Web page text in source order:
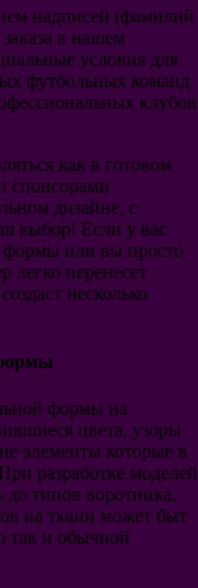
Голландии
Аргентины
Германии
Колумбии
надписей (фамилий
в нашем
условия для
футбольных команд
клубов
как в готовом
спонсорами
дизайне, с
выбор! Если у вас
формы или вы просто
легко перенесет
несколько
формы на
цвета, узоры
элементы которые в
разработке моделей
типов воротника.
на ткани может быт
так и обычной